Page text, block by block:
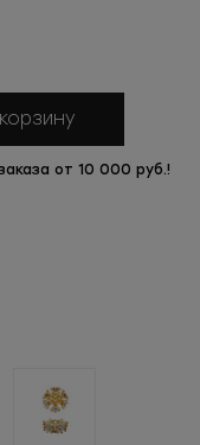
от 10 000 руб.!